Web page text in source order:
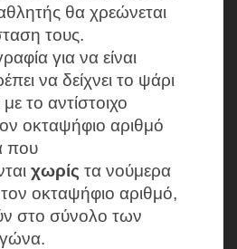
θα χρεώνεται
τους.
για να είναι
να δείχνει το ψάρι
το αντίστοιχο
οκταψήφιο αριθμό
που
χωρίς τα νούμερα
οκταψήφιο αριθμό,
στο σύνολο των